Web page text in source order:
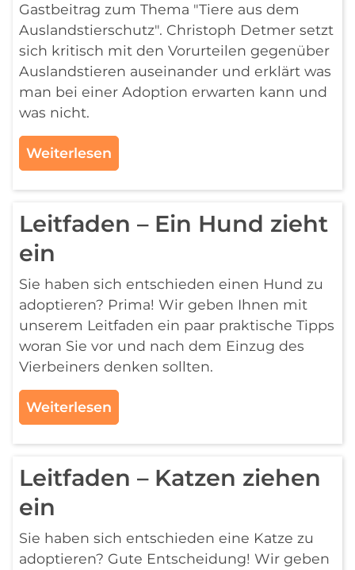
Gastbeitrag zum Thema "Tiere aus dem
Auslandstierschutz". Christoph Detmer setzt
sich kritisch mit den Vorurteilen gegenüber
Auslandstieren auseinander und erklärt was
man bei einer Adoption erwarten kann und
was nicht.
Weiterlesen
Leitfaden – Ein Hund zieht
ein
Sie haben sich entschieden einen Hund zu
adoptieren? Prima! Wir geben Ihnen mit
unserem Leitfaden ein paar praktische Tipps
woran Sie vor und nach dem Einzug des
Vierbeiners denken sollten.
Weiterlesen
Leitfaden – Katzen ziehen
ein
Sie haben sich entschieden eine Katze zu
adoptieren? Gute Entscheidung! Wir geben